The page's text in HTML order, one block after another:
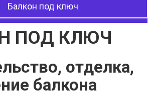
Балкон под ключ
ПОД КЛЮЧ
отделка,
балкона